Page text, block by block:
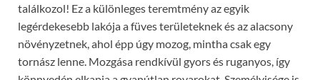
találkozol! Ez a különleges teremtmény az egyik
legérdekesebb lakója a füves területeknek és az alacsony
növényzetnek, ahol épp úgy mozog, mintha csak egy
tornász lenne. Mozgása rendkívül gyors és ruganyos, így